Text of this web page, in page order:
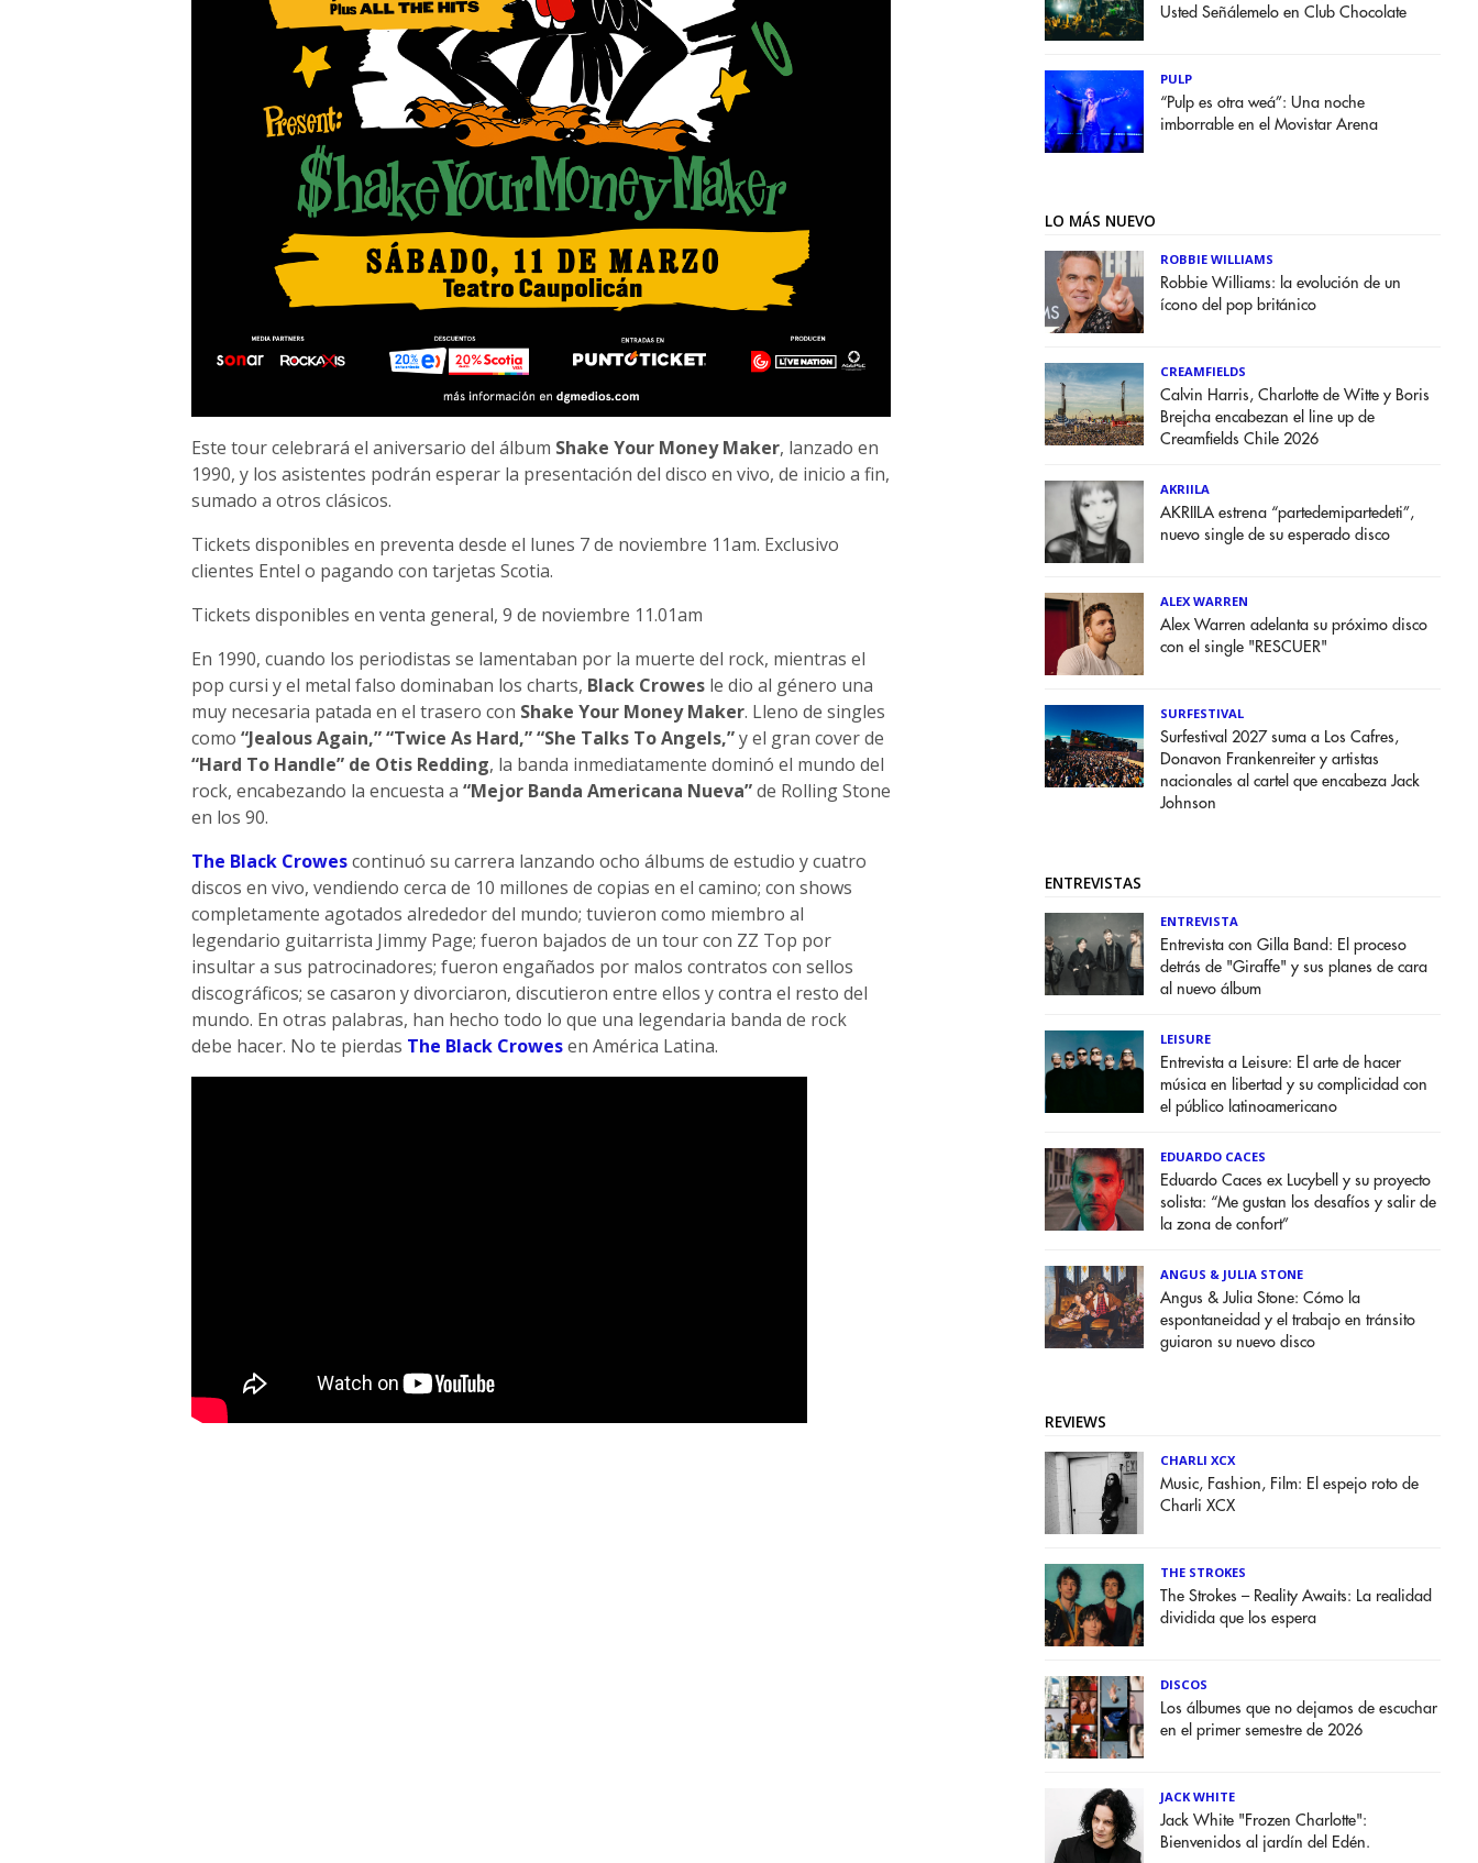
Este tour celebrará el aniversario del álbum Shake Your Money Maker, lanzado en
1990, y los asistentes podrán esperar la presentación del disco en vivo, de inicio a fin,
sumado a otros clásicos.
Tickets disponibles en preventa desde el lunes 7 de noviembre 11am. Exclusivo
clientes Entel o pagando con tarjetas Scotia.
Tickets disponibles en venta general, 9 de noviembre 11.01am
En 1990, cuando los periodistas se lamentaban por la muerte del rock, mientras el
pop cursi y el metal falso dominaban los charts, Black Crowesle dio al género una
muy necesaria patada en el trasero con Shake Your Money Maker. Lleno de singles
como “Jealous Again,” “Twice As Hard,” “She Talks To Angels,”y el gran cover de
“Hard To Handle” de Otis Redding, la banda inmediatamente dominó el mundo del
rock, encabezando la encuesta a “Mejor Banda Americana Nueva”de Rolling Stone
en los 90.
The Black Crowescontinuó su carrera lanzando ocho álbums de estudio y cuatro
discos en vivo, vendiendo cerca de 10 millones de copias en el camino; con shows
completamente agotados alrededor del mundo; tuvieron como miembro al
legendario guitarrista Jimmy Page; fueron bajados de un tour con ZZ Top por
insultar a sus patrocinadores; fueron engañados por malos contratos con sellos
discográficos; se casaron y divorciaron, discutieron entre ellos y contra el resto del
mundo. En otras palabras, han hecho todo lo que una legendaria banda de rock
debe hacer. No te pierdas The Black Crowesen América Latina.
Usted Señálemelo en Club Chocolate
PULP
“Pulp es otra weá”: Una noche
imborrable en el Movistar Arena
LO MÁS NUEVO
ROBBIE WILLIAMS
Robbie Williams: la evolución de un
ícono del pop británico
CREAMFIELDS
Calvin Harris, Charlotte de Witte y Boris
Brejcha encabezan el line up de
Creamfields Chile 2026
AKRIILA
AKRIILA estrena “partedemipartedeti”,
nuevo single de su esperado disco
ALEX WARREN
Alex Warren adelanta su próximo disco
con el single "RESCUER"
SURFESTIVAL
Surfestival 2027 suma a Los Cafres,
Donavon Frankenreiter y artistas
nacionales al cartel que encabeza Jack
Johnson
ENTREVISTAS
ENTREVISTA
Entrevista con Gilla Band: El proceso
detrás de "Giraffe" y sus planes de cara
al nuevo álbum
LEISURE
Entrevista a Leisure: El arte de hacer
música en libertad y su complicidad con
el público latinoamericano
EDUARDO CACES
Eduardo Caces ex Lucybell y su proyecto
solista: “Me gustan los desafíos y salir de
la zona de confort”
ANGUS & JULIA STONE
Angus & Julia Stone: Cómo la
espontaneidad y el trabajo en tránsito
guiaron su nuevo disco
REVIEWS
CHARLI XCX
Music, Fashion, Film: El espejo roto de
Charli XCX
THE STROKES
The Strokes – Reality Awaits: La realidad
dividida que los espera
DISCOS
Los álbumes que no dejamos de escuchar
en el primer semestre de 2026
JACK WHITE
Jack White "Frozen Charlotte":
Bienvenidos al jardín del Edén.